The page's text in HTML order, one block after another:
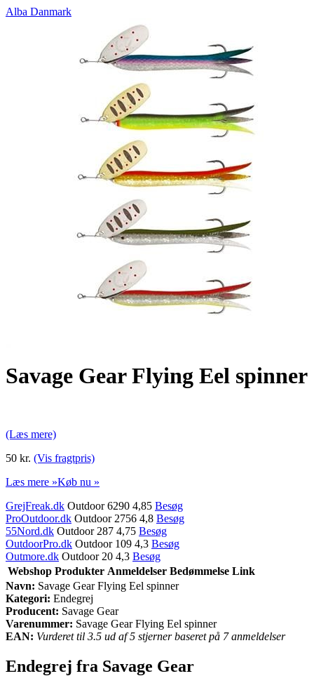
Alba Danmark
Savage Gear Flying Eel spinner
(Læs mere)
50 kr. (Vis fragtpris)
Læs mere »Køb nu »
GrejFreak.dk Outdoor 6290 4,85 Besøg
ProOutdoor.dk Outdoor 2756 4,8 Besøg
55Nord.dk Outdoor 287 4,75 Besøg
OutdoorPro.dk Outdoor 109 4,3 Besøg
Outmore.dk Outdoor 20 4,3 Besøg
Webshop Produkter Anmeldelser Bedømmelse Link
Navn: Savage Gear Flying Eel spinner
Kategori: Endegrej
Producent: Savage Gear
Varenummer: Savage Gear Flying Eel spinner
EAN: Vurderet til 3.5 ud af 5 stjerner baseret på 7 anmeldelser
Endegrej fra Savage Gear